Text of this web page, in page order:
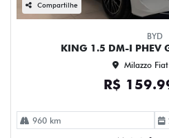
Compartilhe
BYD
KING 1.5 DM-I PHEV
Milazzo
R$
960 km